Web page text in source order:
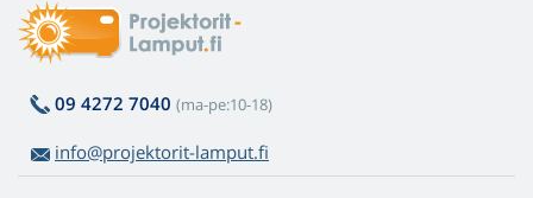
09 4272 7040 (ma-pe:10-18)
info@projektorit-lamput.fi